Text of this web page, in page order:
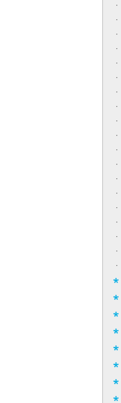
·
·
·
·
·
·
·
·
·
·
·
·
·
·
·
·
·
·
·